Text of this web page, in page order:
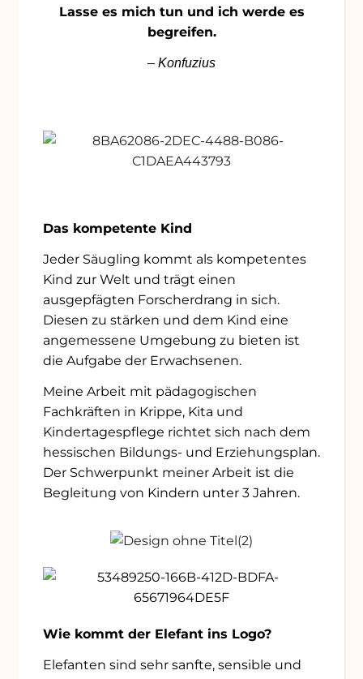
Lasse es mich tun und ich werde es
begreifen.
– Konfuzius
Das kompetente Kind
Jeder Säugling kommt als kompetentes
Kind zur Welt und trägt einen
ausgepfägten Forscherdrang in sich.
Diesen zu stärken und dem Kind eine
angemessene Umgebung zu bieten ist
die Aufgabe der Erwachsenen.
Meine Arbeit mit pädagogischen
Fachkräften in Krippe, Kita und
Kindertagespflege richtet sich nach dem
hessischen Bildungs- und Erziehungsplan.
Der Schwerpunkt meiner Arbeit ist die
Begleitung von Kindern unter 3 Jahren.
Wie kommt der Elefant ins Logo?
Elefanten sind sehr sanfte, sensible und